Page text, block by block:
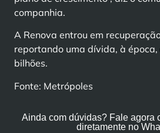
companhia.
A Renova entrou em
reportando uma dívida, à época,
bilhões.
Fonte: Metrópoles
Ainda com dúvidas? Fale agora
diretamente no